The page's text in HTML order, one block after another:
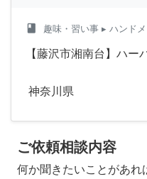
class 趣味・習い事 ▸ ハンド
【藤沢市湘南台】ハー
神奈川県
ご依頼相談内容
何か聞きたいことがあれ